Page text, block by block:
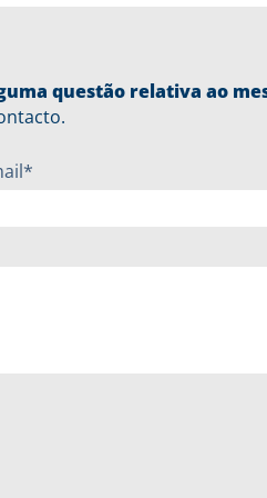
questão relativa ao